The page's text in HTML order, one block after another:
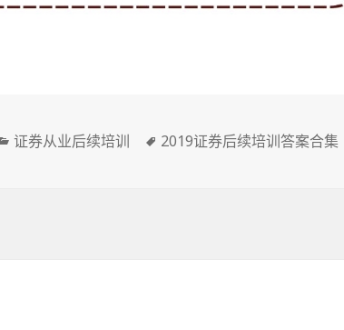
分
证券从业后续培训
标
2019证券后续培训答案合集